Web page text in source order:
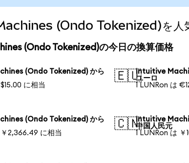
(Ondo Tokenized)を人気
(Ondo Tokenized)の今日の換算価格
(Ondo Tokenized) から
に相当
🇪🇺Intuitive
ユーロ
1 LUNRon は
(Ondo Tokenized) から
2,366.49 に相当
🇨🇳Intuitive
中国人民元
1 LUNRon は ￥